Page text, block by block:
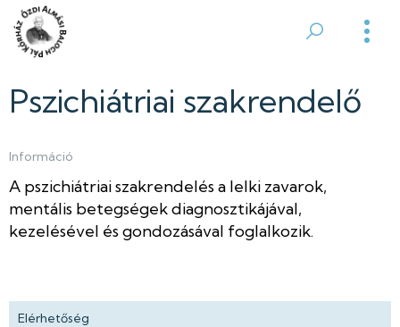
Ugrás
tartalomraÓzdi
Almási
Pál
Kórház
Pszichiátriai szakrendelő
Információ
A pszichiátriai szakrendelés a lelki zavarok,
mentális betegségek diagnosztikájával,
kezelésével és gondozásával foglalkozik.
Elérhetőség